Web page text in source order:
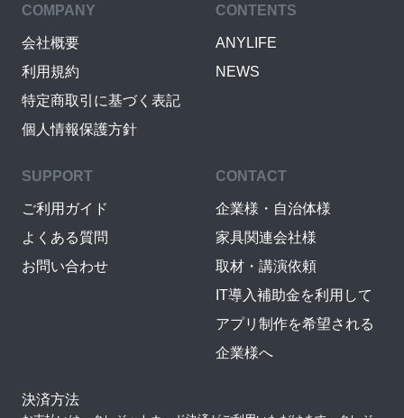
COMPANY
会社概要
利用規約
特定商取引に基づく表記
個人情報保護方針
CONTENTS
ANYLIFE
NEWS
SUPPORT
ご利用ガイド
よくある質問
お問い合わせ
CONTACT
企業様・自治体様
家具関連会社様
取材・講演依頼
IT導入補助金を利用して
アプリ制作を希望される
企業様へ
決済方法